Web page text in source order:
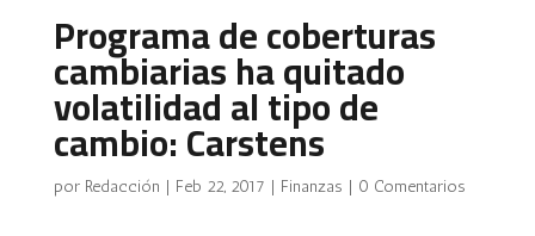
Programa de coberturas
cambiarias ha quitado
volatilidad al tipo de
cambio: Carstens
por Redacción | Feb 22, 2017 | Finanzas | 0 Comentarios